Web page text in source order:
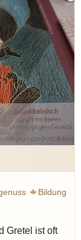
Bildung
Gretel ist oft